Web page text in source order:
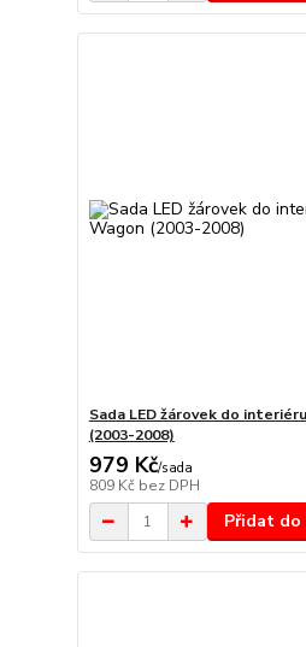
Sada LED žárovek do
(2003-2008)
979 Kč/sada
809 Kč bez DPH
Přidat do